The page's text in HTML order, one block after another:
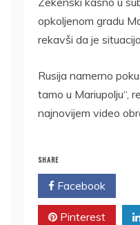
opkoljenom gradu
rekavši da je
Rusija namerno
tamo u Mariupolju“,
najnovijem video
SHARE
Facebook
Pinterest